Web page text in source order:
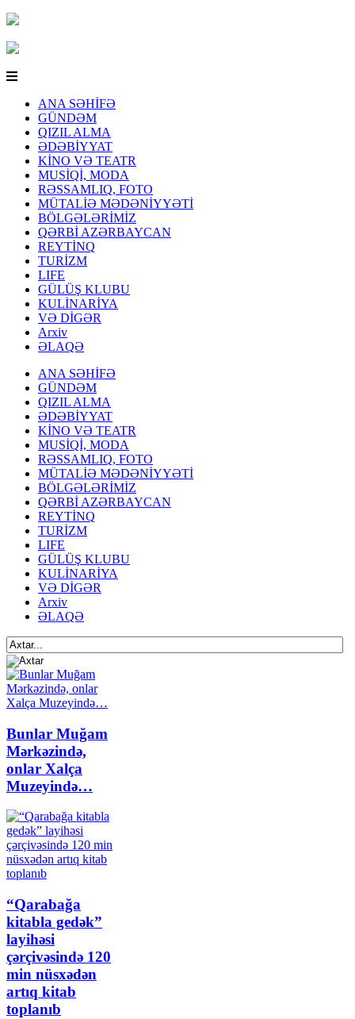
ANA SƏHİFƏ
GÜNDƏM
QIZIL ALMA
ƏDƏBİYYAT
KİNO VƏ TEATR
MUSİQİ, MODA
RƏSSAMLIQ, FOTO
MÜTALİƏ MƏDƏNİYYƏTİ
BÖLGƏLƏRİMİZ
QƏRBİ AZƏRBAYCAN
REYTİNQ
TURİZM
LIFE
GÜLÜŞ KLUBU
KULİNARİYA
VƏ DİGƏR
Arxiv
ƏLAQƏ
ANA SƏHİFƏ
GÜNDƏM
QIZIL ALMA
ƏDƏBİYYAT
KİNO VƏ TEATR
MUSİQİ, MODA
RƏSSAMLIQ, FOTO
MÜTALİƏ MƏDƏNİYYƏTİ
BÖLGƏLƏRİMİZ
QƏRBİ AZƏRBAYCAN
REYTİNQ
TURİZM
LIFE
GÜLÜŞ KLUBU
KULİNARİYA
VƏ DİGƏR
Arxiv
ƏLAQƏ
Bunlar Muğam
Mərkəzində,
onlar Xalça
Muzeyində…
“Qarabağa
kitabla gedək”
layihəsi
çərçivəsində 120
min nüsxədən
artıq kitab
toplanıb